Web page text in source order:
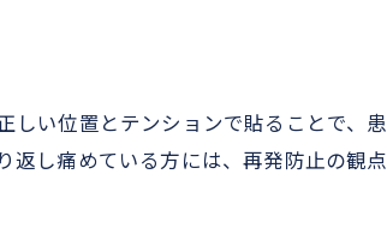
い位置とテンションで貼ることで、
し痛めている方には、再発防止の観